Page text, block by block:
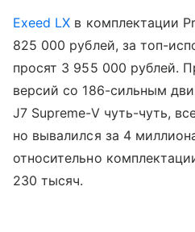
Exeed LX в комплектации
825 000 рублей, за топ-
просят 3 955 000 рублей.
версий со 186-сильным
J7 Supreme-V чуть-чуть,
но вывалился за 4
относительно
230 тысяч.